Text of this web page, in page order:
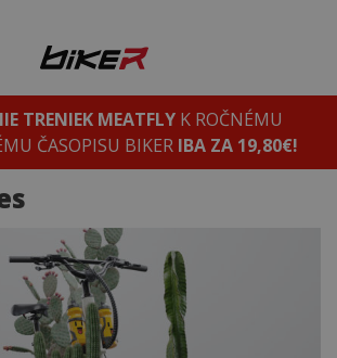
TRENIEK MEATFLYK ROČNÉMU
ČASOPISU BIKER IBA ZA 19,80€!